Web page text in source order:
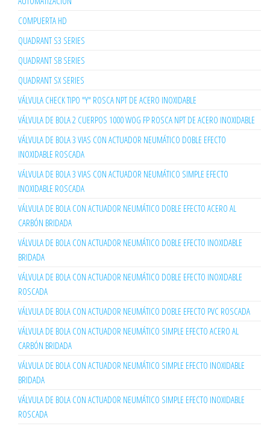
COMPUERTA HD
QUADRANT S3 SERIES
QUADRANT SB SERIES
QUADRANT SX SERIES
VÁLVULA CHECK TIPO "Y" ROSCA NPT DE ACERO INOXIDABLE
VÁLVULA DE BOLA 2 CUERPOS 1000 WOG FP ROSCA NPT DE ACERO INOXIDABLE
VÁLVULA DE BOLA 3 VIAS CON ACTUADOR NEUMÁTICO DOBLE EFECTO
INOXIDABLE ROSCADA
VÁLVULA DE BOLA 3 VIAS CON ACTUADOR NEUMÁTICO SIMPLE EFECTO
INOXIDABLE ROSCADA
VÁLVULA DE BOLA CON ACTUADOR NEUMÁTICO DOBLE EFECTO ACERO AL
CARBÓN BRIDADA
VÁLVULA DE BOLA CON ACTUADOR NEUMÁTICO DOBLE EFECTO INOXIDABLE
BRIDADA
VÁLVULA DE BOLA CON ACTUADOR NEUMÁTICO DOBLE EFECTO INOXIDABLE
ROSCADA
VÁLVULA DE BOLA CON ACTUADOR NEUMÁTICO DOBLE EFECTO PVC ROSCADA
VÁLVULA DE BOLA CON ACTUADOR NEUMÁTICO SIMPLE EFECTO ACERO AL
CARBÓN BRIDADA
VÁLVULA DE BOLA CON ACTUADOR NEUMÁTICO SIMPLE EFECTO INOXIDABLE
BRIDADA
VÁLVULA DE BOLA CON ACTUADOR NEUMÁTICO SIMPLE EFECTO INOXIDABLE
ROSCADA